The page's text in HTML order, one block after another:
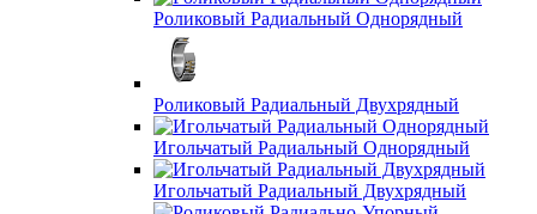
Роликовый Радиальный Однорядный
Роликовый Радиальный Двухрядный
Игольчатый Радиальный Однорядный
Игольчатый Радиальный Двухрядный